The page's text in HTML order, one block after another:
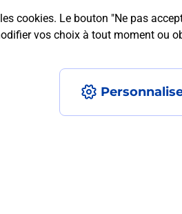
cookies. Le bouton "Ne pas
vos choix à tout moment ou
en ligne depuis